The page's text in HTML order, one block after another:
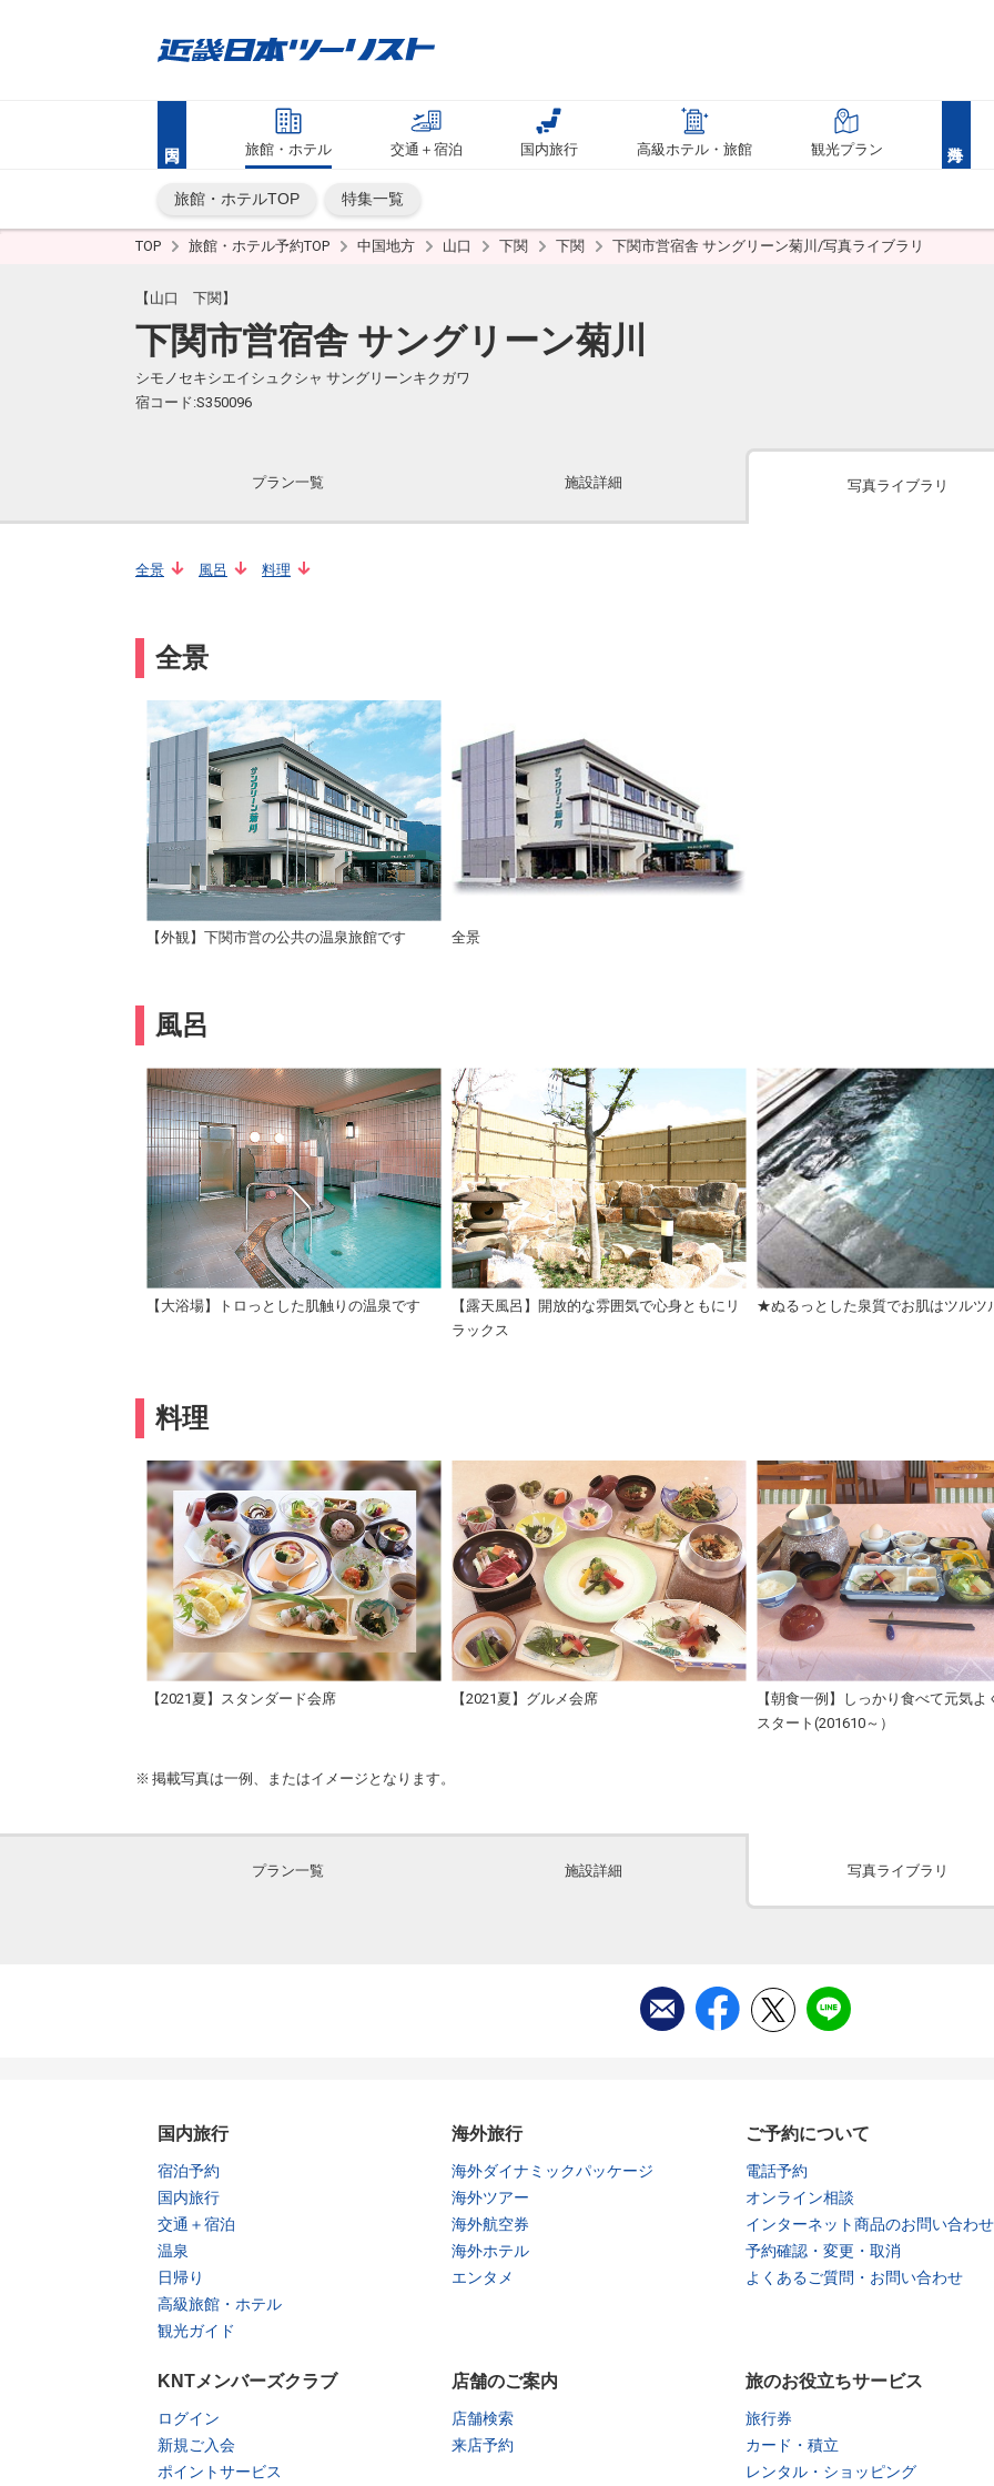
旅館・ホテル 交通＋宿泊 国内旅行 高級ホテル・旅館 観光プラン
旅館・ホテルTOP 特集一覧
TOP 旅館・ホテル予約TOP 中国地方 山口 下関 下関 下関市営宿舎 サングリーン菊川/写真ライブラリ
【山口 下関】
下関市営宿舎 サングリーン菊川
シモノセキシエイシュクシャ サングリーンキクガワ
宿コード:S350096
プラン一覧 施設詳細 写真ライブラリ
全景 風呂 料理
全景
【外観】下関市営の公共の温泉旅館です 全景
風呂
【大浴場】トロっとした肌触りの温泉です
【露天風呂】開放的な雰囲気で心身ともにリ
ラックス
★ぬるっとした泉質でお肌はツルツ
料理
【2021夏】スタンダード会席 【2021夏】グルメ会席
【朝食一例】しっかり食べて元気よ
スタート(201610～）
掲載写真は一例、またはイメージとなります。
プラン一覧 施設詳細 写真ライブラリ
国内旅行
宿泊予約
国内旅行
交通＋宿泊
温泉
日帰り
高級旅館・ホテル
観光ガイド
海外旅行
海外ダイナミックパッケージ
海外ツアー
海外航空券
海外ホテル
エンタメ
ご予約について
電話予約
オンライン相談
インターネット商品のお問い合わせ
予約確認・変更・取消
よくあるご質問・お問い合わせ
KNTメンバーズクラブ
ログイン
新規ご入会
ポイントサービス
店舗のご案内
店舗検索
来店予約
旅のお役立ちサービス
旅行券
カード・積立
レンタル・ショッピング